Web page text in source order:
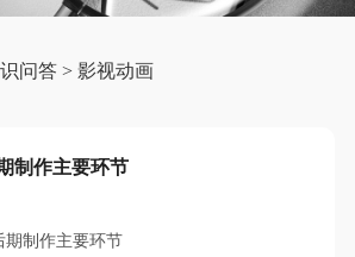
问答 >影视动画
制作主要环节
期制作主要环节